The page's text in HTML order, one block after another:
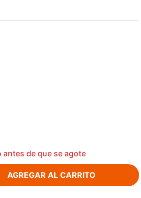
antes de que se agote
AGREGAR AL CARRITO